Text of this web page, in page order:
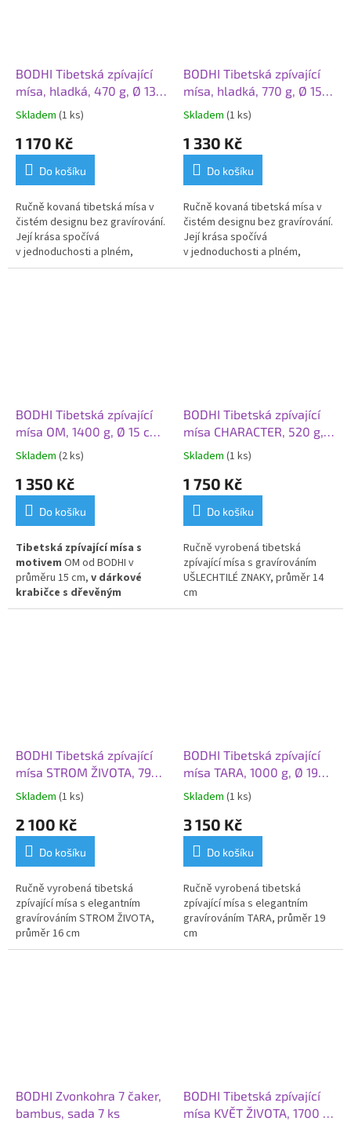
BODHI Tibetská zpívající
mísa, hladká, 470 g, Ø 13
cm
Skladem (1 ks)
1 170 Kč
Do košíku
Ručně kovaná tibetská mísa v
čistém designu bez gravírování.
Její krása spočívá
vjednoduchosti a plném,
dlouhotrvajícím zvuku, který je
BODHI Tibetská zpívající
mísa, hladká, 770 g, Ø 15
cm
Skladem (1 ks)
1 330 Kč
Do košíku
Ručně kovaná tibetská mísa v
čistém designu bez gravírování.
Její krása spočívá
vjednoduchosti a plném,
dlouhotrvajícím zvuku, který je
BODHI Tibetská zpívající
mísa OM, 1400 g, Ø 15 cm,
dárková krabička
Skladem (2 ks)
1 350 Kč
Do košíku
Tibetská zpívající mísa s
motivem OM od BODHI v
průměru 15 cm, v dárkové
krabičce s dřevěným
úderníkem a podložkou.
BODHI Tibetská zpívající
mísa CHARACTER, 520 g, Ø
14 cm
Skladem (1 ks)
1 750 Kč
Do košíku
Ručně vyrobená tibetská
zpívající mísa s gravírováním
UŠLECHTILÉ ZNAKY, průměr 14
cm
BODHI Tibetská zpívající
mísa STROM ŽIVOTA, 790
g, Ø 16 cm
Skladem (1 ks)
2 100 Kč
Do košíku
Ručně vyrobená tibetská
zpívající mísa s elegantním
gravírováním STROM ŽIVOTA,
průměr 16 cm
BODHI Tibetská zpívající
mísa TARA, 1000 g, Ø 19
cm
Skladem (1 ks)
3 150 Kč
Do košíku
Ručně vyrobená tibetská
zpívající mísa s elegantním
gravírováním TARA, průměr 19
cm
BODHI Zvonkohra 7 čaker,
bambus, sada 7 ks
BODHI Tibetská zpívající
mísa KVĚT ŽIVOTA, 1700 g,